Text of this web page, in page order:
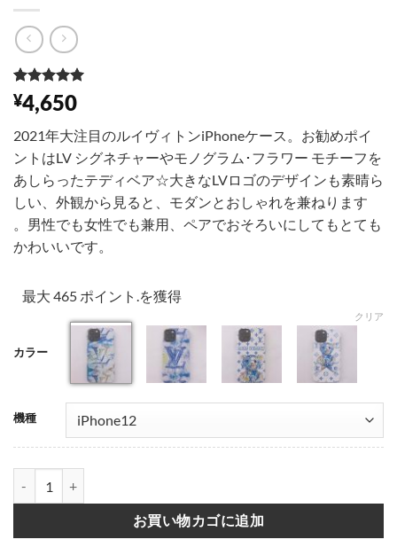
1
件の利用者
評価に基づ
価のうち、
5 点
¥4,650
2021年大注目のルイヴィトンiPhoneケース。お勧めポイ
ントはLV シグネチャーやモノグラム･フラワー モチーフを
あしらったテディベア☆大きなLVロゴのデザインも素晴ら
しい、外観から見ると、モダンとおしゃれを兼ねります
。男性でも女性でも兼用、ペアでおそろいにしてもとても
かわいいです。
最大 465 ポイント.を獲得
カラー
001
機種
クリア
お買い物カゴに追加